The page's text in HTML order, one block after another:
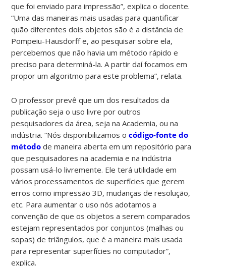
que foi enviado para impressão”, explica o docente.
“Uma das maneiras mais usadas para quantificar
quão diferentes dois objetos são é a distância de
Pompeiu-Hausdorff e, ao pesquisar sobre ela,
percebemos que não havia um método rápido e
preciso para determiná-la. A partir daí focamos em
propor um algoritmo para este problema”, relata.
O professor prevê que um dos resultados da
publicação seja o uso livre por outros
pesquisadores da área, seja na Academia, ou na
indústria. “Nós disponibilizamos ocódigo-fonte do
método de maneira aberta em um repositório para
que pesquisadores na academia e na indústria
possam usá-lo livremente. Ele terá utilidade em
vários processamentos de superfícies que gerem
erros como impressão 3D, mudanças de resolução,
etc. Para aumentar o uso nós adotamos a
convenção de que os objetos a serem comparados
estejam representados por conjuntos (malhas ou
sopas) de triângulos, que é a maneira mais usada
para representar superfícies no computador”,
explica.